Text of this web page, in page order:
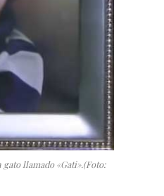
llamado «Gati».(Foto: